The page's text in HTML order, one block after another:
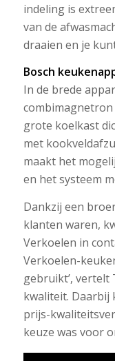
indeling is
van de
draaien en je
Bosch
In de brede
combimagnetron
grote koelkast
met
maakt het
en het systeem
Dankzij een
klanten waren,
Verkoelen in
Verkoelen-
gebruikt’, vertelt
kwaliteit. Daarbij
prijs-
keuze was voor